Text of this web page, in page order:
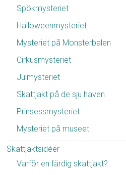
Spökmysteriet
Halloweenmysteriet
Mysteriet på Monsterbalen
Cirkusmysteriet
Julmysteriet
Skattjakt på de sju haven
Prinsessmysteriet
Mysteriet på museet
Skattjaktsidéer
Varför en färdig skattjakt?